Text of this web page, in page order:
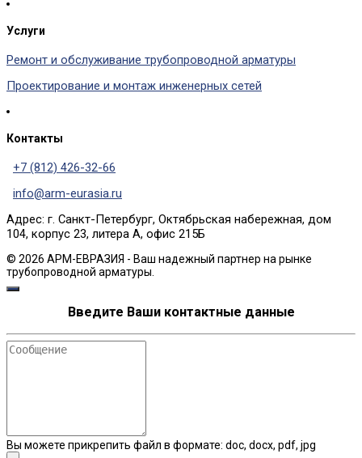
Услуги
Ремонт и обслуживание трубопроводной арматуры
Проектирование и монтаж инженерных сетей
Контакты
+7 (812) 426-32-66
info@arm-eurasia.ru
Адрес: г. Санкт-Петербург, Октябрьская набережная, дом
104, корпус 23, литера А, офис 215Б
© 2026 АРМ-ЕВРАЗИЯ - Ваш надежный партнер на рынке
трубопроводной арматуры.
Введите Ваши контактные данные
Сообщение
Вы можете прикрепить файл в формате: doc, docx, pdf, jpg